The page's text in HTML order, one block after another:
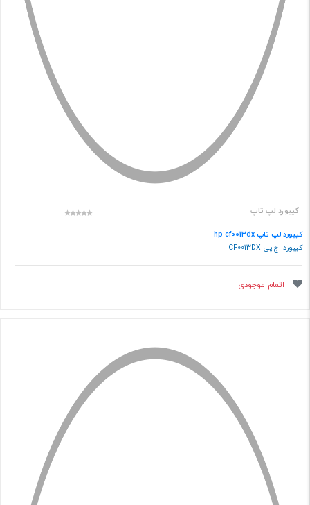
کیبورد لپ تاپ
کیبورد لپ تاپ hp cf0013dx
کیبورد اچ پی CF0013DX
اتمام موجودی